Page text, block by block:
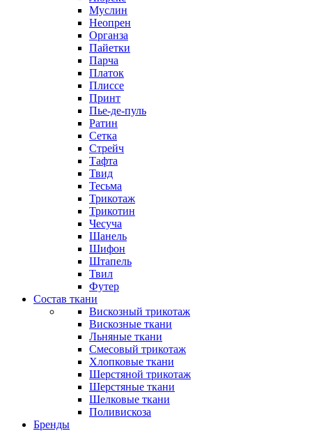
Муслин
Неопрен
Органза
Пайетки
Парча
Платок
Плиссе
Принт
Пье-де-пуль
Ратин
Сетка
Стрейч
Тафта
Твид
Тесьма
Трикотаж
Трикотин
Чесуча
Шанель
Шифон
Штапель
Твил
Футер
Состав ткани
Вискозный трикотаж
Вискозные ткани
Льняные ткани
Смесовый трикотаж
Хлопковые ткани
Шерстяной трикотаж
Шерстяные ткани
Шелковые ткани
Поливискоза
Бренды